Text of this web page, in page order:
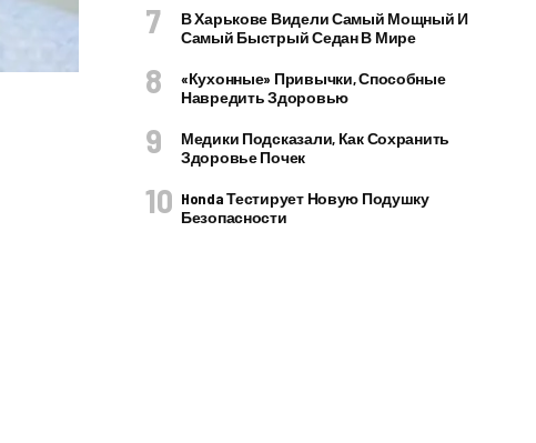
В Харькове Видели Самый Мощный И
Самый Быстрый Седан В Мире
«Кухонные» Привычки, Способные
Навредить Здоровью
Медики Подсказали, Как Сохранить
Здоровье Почек
Honda Тестирует Новую Подушку
Безопасности